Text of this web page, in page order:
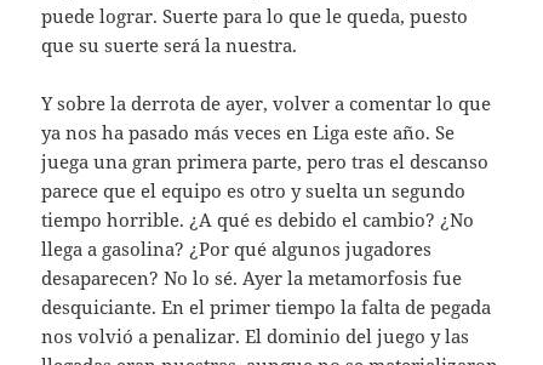
puede lograr. Suerte para lo que le queda, puesto
que su suerte será la nuestra.
Y sobre la derrota de ayer, volver a comentar lo que
ya nos ha pasado más veces en Liga este año. Se
juega una gran primera parte, pero tras el descanso
parece que el equipo es otro y suelta un segundo
tiempo horrible. ¿A qué es debido el cambio? ¿No
llega a gasolina? ¿Por qué algunos jugadores
desaparecen? No lo sé. Ayer la metamorfosis fue
desquiciante. En el primer tiempo la falta de pegada
nos volvió a penalizar. El dominio del juego y las